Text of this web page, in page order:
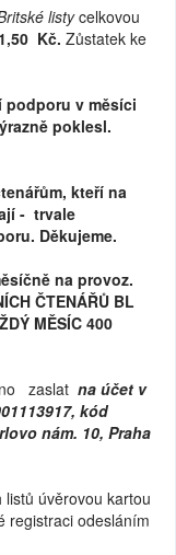
listycelkovou
Kč. Zůstatek ke
podporu v měsíci
poklesl.
kteří na
- trvale
Děkujeme.
na provoz.
ČTENÁŘŮ BL
MĚSÍC 400
zaslat na účet v
kód
nám. 10, Praha
úvěrovou kartou
registraci odesláním